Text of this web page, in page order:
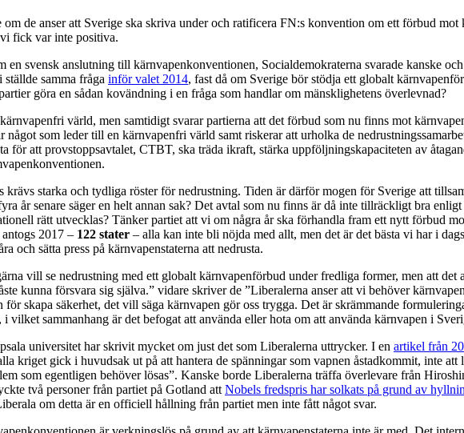
de anser att Sverige ska skriva under och ratificera FN:s konvention om ett förbud
fick var inte positiva.
svensk anslutning till kärnvapenkonventionen, Socialdemokraterna svarade kanske
samma fråga inför valet 2014, fast då om Sverige bör stödja ett globalt
göra en sådan kovändning i en fråga som handlar om mänsklighetens överlevnad?
värld, men samtidigt svarar partierna att det förbud som nu finns mot
som leder till en kärnvapenfri värld samt riskerar att urholka de
för att provstoppsavtalet, CTBT, ska träda ikraft, stärka uppföljningskapaciteten av
krävs starka och tydliga röster för nedrustning. Tiden är därför mogen för Sverige att
år senare säger en helt annan sak? Det avtal som nu finns är då inte tillräckligt bra
rätt utvecklas? Tänker partiet att vi om några år ska förhandla fram ett nytt förbud
2017 – 122 stater – alla kan inte bli nöjda med allt, men det är det bästa vi har i
och sätta press på kärnvapenstaterna att nedrusta.
vill se nedrustning med ett globalt kärnvapenförbud under fredliga former, men att det
kunna försvara sig själva.” vidare skriver de ”Liberalerna anser att vi behöver
skapa säkerhet, det vill säga kärnvapen gör oss trygga. Det är skrämmande
sammanhang är det befogat att använda eller hota om att använda kärnvapen i
universitet har skrivit mycket om just det som Liberalerna uttrycker. I en artikel från
kriget gick i huvudsak ut på att hantera de spänningar som vapnen åstadkommit, inte
som egentligen behöver lösas”. Kanske borde Liberalerna träffa överlevare från
två personer från partiet på Gotland att Nobels fredspris har solkats på grund av
om detta är en officiell hållning från partiet men inte fått något svar.